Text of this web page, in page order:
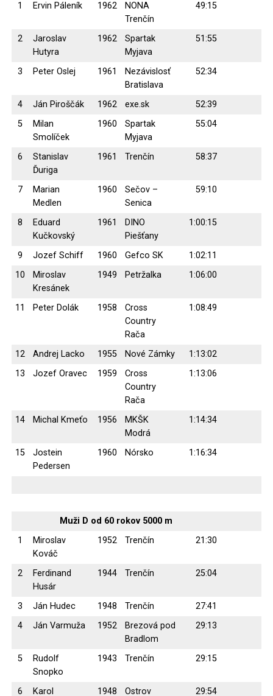
1
Ervin Páleník 1962
NONA
Trenčín
49:15
2
Jaroslav
Hutyra
1962
Spartak
Myjava
51:55
3 Peter Oslej 1961
Nezávislosť
Bratislava
52:34
4 Ján Piroščák 1962 exe.sk
52:39
5
Milan
Smolíček
1960
Spartak
Myjava
55:04
6
Stanislav
Ďuriga
1961 Trenčín 58:37
7
Marian
Medlen
1960
Sečov –
Senica
59:10
8
Eduard
Kučkovský
1961
DINO
Piešťany
1:00:15
9 Jozef Schiff 1960 Gefco SK
1:02:11
10
Miroslav
Kresánek
1949 Petržalka 1:06:00
11 Peter Dolák 1958
Cross
Country
Rača
1:08:49
12 Andrej Lacko 1955 Nové Zámky
1:13:02
13
Jozef Oravec 1959
Cross
Country
Rača
1:13:06
14 Michal Kmeťo 1956
MKŠK
Modrá
1:14:34
15
Jostein
Pedersen
1960 Nórsko 1:16:34
Muži D od 60 rokov 5000 m
1
Miroslav
Kováč
1952 Trenčín 21:30
2
Ferdinand
Husár
1944 Trenčín 25:04
3 Ján Hudec 1948 Trenčín
27:41
4
Ján Varmuža 1952
Brezová pod
Bradlom
29:13
5
Rudolf
Snopko
1943 Trenčín 29:15
6 Karol 1948 Ostrov 29:54